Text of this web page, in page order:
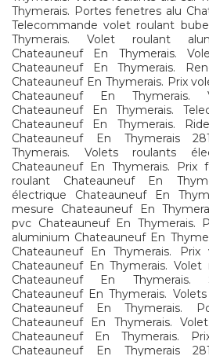
Thymerais. Portes fenetres alu
Telecommande volet roulant
Thymerais. Volet roulant
Chateauneuf En Thymerais.
Chateauneuf En Thymerais.
Chateauneuf En Thymerais. Prix
Chateauneuf En Thymerais.
Chateauneuf En Thymerais.
Chateauneuf En Thymerais.
Chateauneuf En Thymerais
Thymerais. Volets roulants
Chateauneuf En Thymerais.
roulant Chateauneuf En
électrique Chateauneuf En
mesure Chateauneuf En
pvc Chateauneuf En Thymerais.
aluminium Chateauneuf En
Chateauneuf En Thymerais.
Chateauneuf En Thymerais.
Chateauneuf En
Chateauneuf En Thymerais.
Chateauneuf En Thymerais.
Chateauneuf En Thymerais.
Chateauneuf En Thymerais.
Chateauneuf En Thymerais